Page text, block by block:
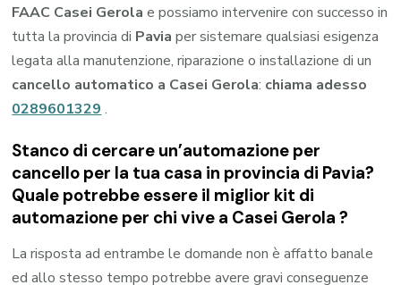
FAAC Casei Gerola e possiamo intervenire con successo in
tutta la provincia di Pavia per sistemare qualsiasi esigenza
legata alla manutenzione, riparazione o installazione di un
cancello automatico a Casei Gerola: chiama adesso
0289601329.
Stanco di cercare un’automazione per
cancello per la tua casa in provincia di Pavia?
Quale potrebbe essere il miglior kit di
automazione per chi vive a Casei Gerola ?
La risposta ad entrambe le domande non è affatto banale
ed allo stesso tempo potrebbe avere gravi conseguenze